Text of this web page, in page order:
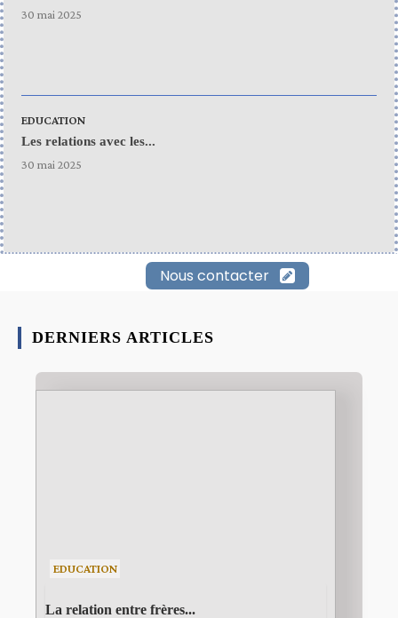
30 mai 2025
EDUCATION
Les relations avec les...
30 mai 2025
Nous contacter
DERNIERS ARTICLES
EDUCATION
La relation entre frères...